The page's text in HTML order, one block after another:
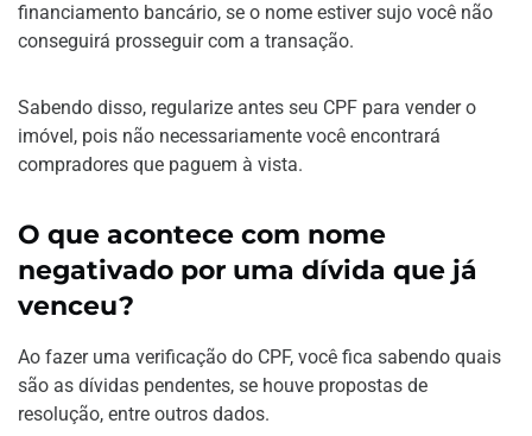
financiamento bancário, se o nome estiver sujo você não
conseguirá prosseguir com a transação.
Sabendo disso, regularize antes seu CPF para vender o
imóvel, pois não necessariamente você encontrará
compradores que paguem à vista.
O que acontece com nome
negativado por uma dívida que já
venceu?
Ao fazer uma verificação do CPF, você fica sabendo quais
são as dívidas pendentes, se houve propostas de
resolução, entre outros dados.